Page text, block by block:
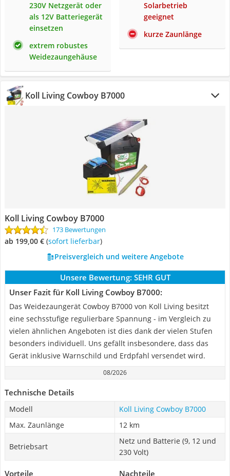
230V Netzgerät oder
als 12V Batteriegerät
einsetzen
extrem robustes
Weidezaungehäuse
Solarbetrieb
geeignet
kurze Zaunlänge
Koll Living Cowboy B7000
Koll Living Cowboy B7000
173 Bewertungen
ab 199,00 € ( Sofort lieferbar)
Preisvergleich und weitere Angebote
Unsere Bewertung: SEHR GUT
Unser Fazit für Koll Living Cowboy B7000:
Das Weidezaungerät Cowboy B7000 von Koll Living besitzt
eine sechsstufige regulierbare Spannung - im Vergleich zu
vielen ähnlichen Angeboten ist dies dank der vielen Stufen
besonders individuell. Uns gefällt insbesondere, dass das
Gerät inklusive Warnschild und Erdpfahl versendet wird.
08/2026
Technische Details
Modell
Koll Living Cowboy B7000
Max. Zaunlänge
12 km
Betriebsart
Netz und Batterie (9, 12 und
230 Volt)
Vorteile Nachteile